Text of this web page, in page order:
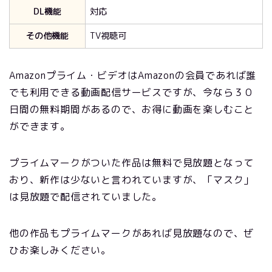
DL機能
対応
その他機能
TV視聴可
Amazonプライム・ビデオはAmazonの会員であれば誰
でも利用できる動画配信サービスですが、今なら３０
日間の無料期間があるので、お得に動画を楽しむこと
ができます。
プライムマークがついた作品は無料で見放題となって
おり、新作は少ないと言われていますが、「マスク」
は見放題で配信されていました。
他の作品もプライムマークがあれば見放題なので、ぜ
ひお楽しみください。